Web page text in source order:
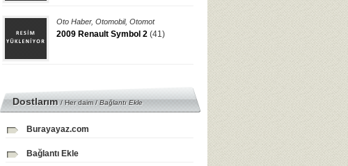
Oto Haber, Otomobil, Otomot
2009 Renault Symbol 2 (41)
Dostlarım/ Her daim /Bağlantı Ekle
Burayayaz.com
Bağlantı Ekle